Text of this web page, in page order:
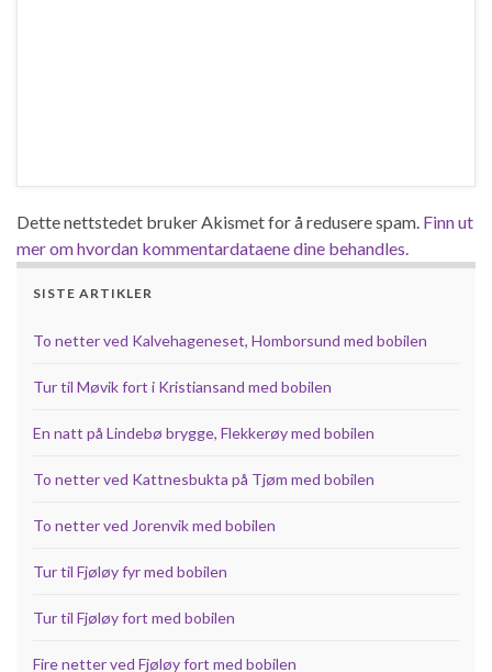
Dette nettstedet bruker Akismet for å redusere spam. Finn ut
mer om hvordan kommentardataene dine behandles.
SISTE ARTIKLER
To netter ved Kalvehageneset, Homborsund med bobilen
Tur til Møvik fort i Kristiansand med bobilen
En natt på Lindebø brygge, Flekkerøy med bobilen
To netter ved Kattnesbukta på Tjøm med bobilen
To netter ved Jorenvik med bobilen
Tur til Fjøløy fyr med bobilen
Tur til Fjøløy fort med bobilen
Fire netter ved Fjøløy fort med bobilen